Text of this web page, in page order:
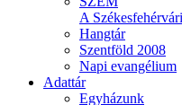
A
Hangtár
Szentföld 2008
Napi evangélium
Adattár
Egyházunk